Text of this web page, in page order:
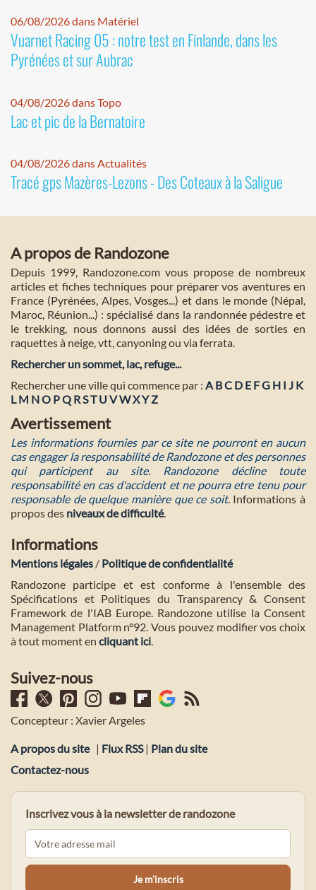
06/08/2026 dans Matériel
Vuarnet Racing 05 : notre test en Finlande, dans les
Pyrénées et sur Aubrac
04/08/2026 dans Topo
Lac et pic de la Bernatoire
04/08/2026 dans Actualités
Tracé gps Mazères-Lezons - Des Coteaux à la Saligue
A propos de Randozone
Depuis 1999, Randozone.com vous propose de nombreux
articles et fiches techniques pour préparer vos aventures en
France (Pyrénées, Alpes, Vosges...) et dans le monde (Népal,
Maroc, Réunion...) : spécialisé dans la randonnée pédestre et
le trekking, nous donnons aussi des idées de sorties en
raquettes à neige, vtt, canyoning ou via ferrata.
Rechercher un sommet, lac, refuge...
Rechercher une ville qui commence par : A BC D E FG H I J K
L M NO PQ RST U VWXYZ
Avertissement
Les informations fournies par ce site ne pourront en aucun
cas engager la responsabilité de Randozone et des personnes
qui participent au site. Randozone décline toute
responsabilité en cas d'accident et ne pourra etre tenu pour
responsable de quelque manière que ce soit. Informations à
propos des niveaux de difficulté.
Informations
Mentions légales / Politique de confidentialité
Randozone participe et est conforme à l'ensemble des
Spécifications et Politiques du Transparency & Consent
Framework de l'IAB Europe. Randozone utilise la Consent
Management Platform n°92. Vous pouvez modifier vos choix
à tout moment en cliquant ici.
Suivez-nous
Concepteur : Xavier Argeles
A propos du site | Flux RSS| Plan du site
Contactez-nous
Inscrivez vous à la newsletter de randozone